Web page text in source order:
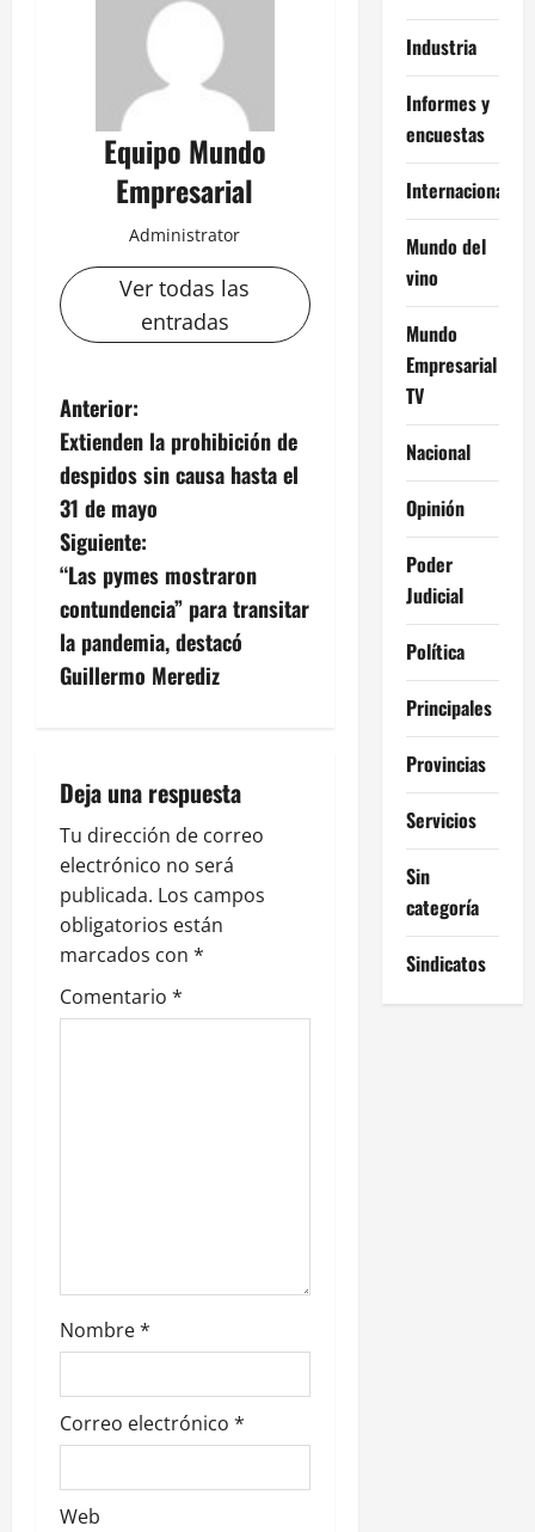
Equipo Mundo
Empresarial
Administrator
Ver todas las
entradas
N
a
v
e
g
a
ó
n
d
e
e
a
s
Anterior:
Extienden la prohibición de
despidos sin causa hasta el
31 de mayo
Siguiente:
“Las pymes mostraron
contundencia” para transitar
la pandemia, destacó
Guillermo Merediz
Deja una respuesta
Tu dirección de correo
electrónico no será
publicada. Los campos
obligatorios están
marcados con *
Comentario *
Nombre*
Correo electrónico *
Web
Industria
Informes y
encuestas
Internacional
Mundo del
vino
Mundo
Empresarial
TV
Nacional
Opinión
Poder
Judicial
Política
Principales
Provincias
Servicios
Sin
categoría
Sindicatos